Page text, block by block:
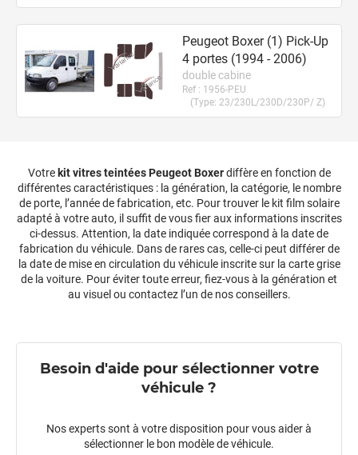
Peugeot Boxer (1) Pick-Up
4 portes (1994 - 2006)
double cabine
Ref : 1956-PEU
(Type: 23/230L/230D/230P/ Z)
Votre kit vitres teintéesPeugeot Boxerdiffère en fonction de
différentes caractéristiques : la génération, la catégorie, le nombre
de porte, l’année de fabrication, etc. Pour trouver le kit film solaire
adapté à votre auto, il suffit de vous fier aux informations inscrites
ci-dessus. Attention, la date indiquée correspond à la date de
fabrication du véhicule. Dans de rares cas, celle-ci peut différer de
la date de mise en circulation du véhicule inscrite sur la carte grise
de la voiture. Pour éviter toute erreur, fiez-vous à la génération et
au visuel ou contactez l’un de nos conseillers.
Besoin d'aide pour sélectionner votre
véhicule ?
Nos experts sont à votre disposition pour vous aider à
sélectionner le bon modèle de véhicule.